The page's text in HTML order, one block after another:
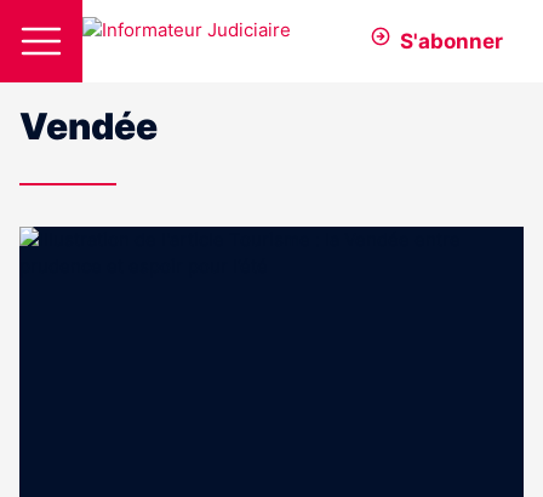
S'abonner
Vendée